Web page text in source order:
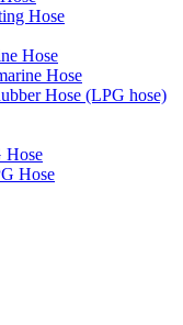
Hose
Hose
Hose
Hose (LPG hose)
Hose
Hose